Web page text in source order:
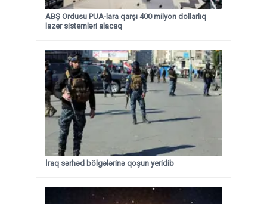
ABŞ Ordusu PUA-lara qarşı 400 milyon dollarlıq
lazer sistemləri alacaq
İraq sərhəd bölgələrinə qoşun yeridib